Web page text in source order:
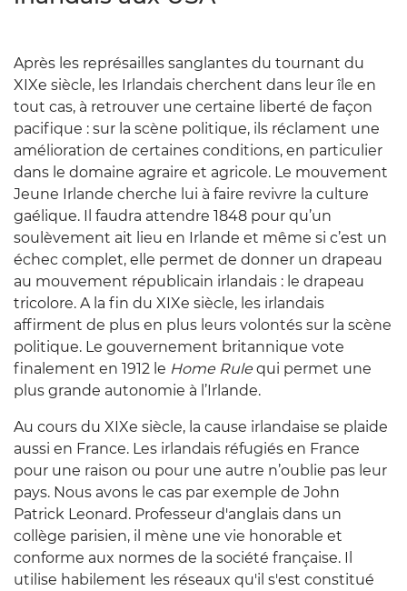
Après les représailles sanglantes du tournant du
XIXe siècle, les Irlandais cherchent dans leur île en
tout cas, à retrouver une certaine liberté de façon
pacifique : sur la scène politique, ils réclament une
amélioration de certaines conditions, en particulier
dans le domaine agraire et agricole. Le mouvement
Jeune Irlande cherche lui à faire revivre la culture
gaélique. Il faudra attendre 1848 pour qu’un
soulèvement ait lieu en Irlande et même si c’est un
échec complet, elle permet de donner un drapeau
au mouvement républicain irlandais : le drapeau
tricolore. A la fin du XIXe siècle, les irlandais
affirment de plus en plus leurs volontés sur la scène
politique. Le gouvernement britannique vote
finalement en 1912 le Home Rule qui permet une
plus grande autonomie à l’Irlande.
Au cours du XIXe siècle, la cause irlandaise se plaide
aussi en France. Les irlandais réfugiés en France
pour une raison ou pour une autre n’oublie pas leur
pays. Nous avons le cas par exemple de John
Patrick Leonard. Professeur d'anglais dans un
collège parisien, il mène une vie honorable et
conforme aux normes de la société française. Il
utilise habilement les réseaux qu'il s'est constitué